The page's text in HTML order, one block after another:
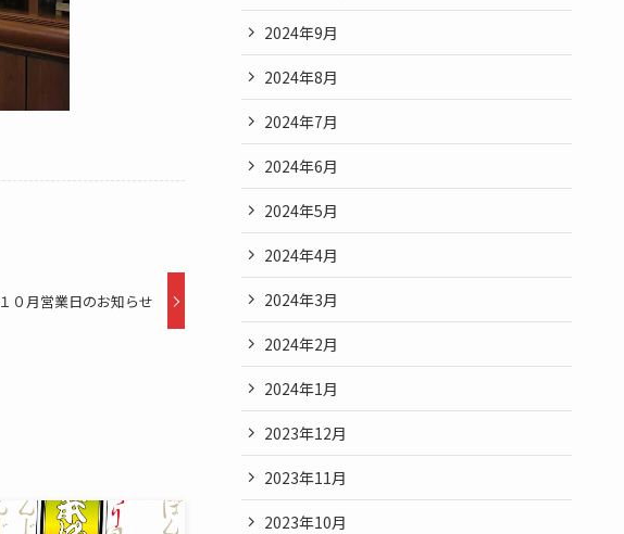
１０月営業日のお知らせ
2024年9月
2024年8月
2024年7月
2024年6月
2024年5月
2024年4月
2024年3月
2024年2月
2024年1月
2023年12月
2023年11月
2023年10月